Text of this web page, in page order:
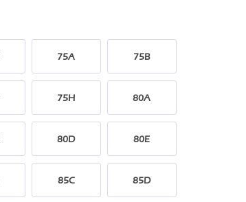
75A 75B
75H 80A
80D 80E
85C 85D